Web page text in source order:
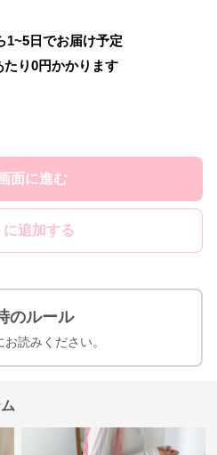
1~5日でお届け予定
り0円かかります
面に進む
に追加する
のルール
読みください。